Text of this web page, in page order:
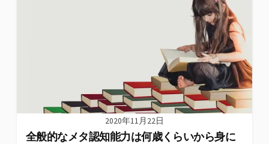
2020年11月22日
全般的なメタ認知能力は何歳くらいから身に